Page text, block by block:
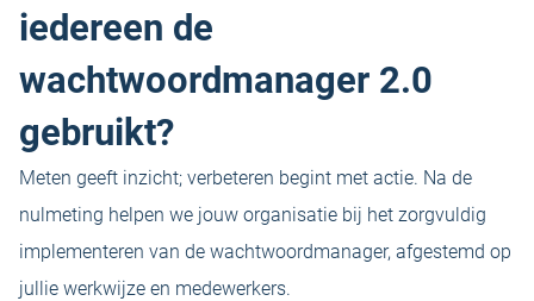
iedereen de
wachtwoordmanager 2.0
gebruikt?
Meten geeft inzicht; verbeteren begint met actie. Na de
nulmeting helpen we jouw organisatie bij het zorgvuldig
implementeren van de wachtwoordmanager, afgestemd op
jullie werkwijze en medewerkers.